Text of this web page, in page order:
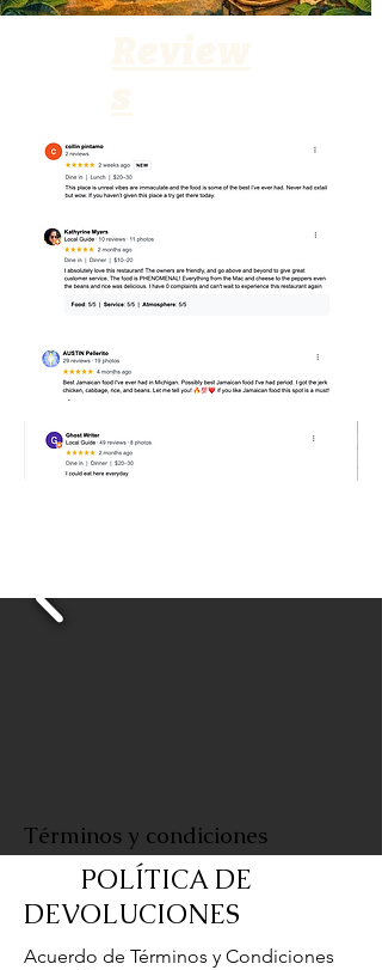
Términos y condiciones
POLÍTICA DE
DEVOLUCIONES
Acuerdo de Términos y Condiciones